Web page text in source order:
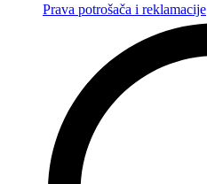
Prava potrošača i reklamacije